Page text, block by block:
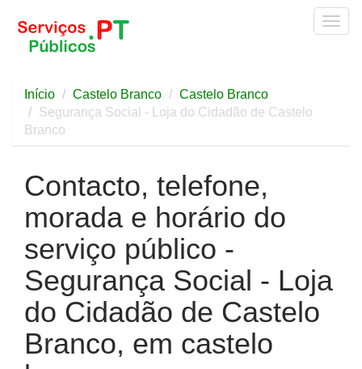
Início Castelo Branco
Castelo Branco
Segurança Social - Loja do Cidadão de Castelo
Branco
Contacto, telefone,
morada e horário do
serviço público -
Segurança Social - Loja
do Cidadão de Castelo
Branco, em castelo